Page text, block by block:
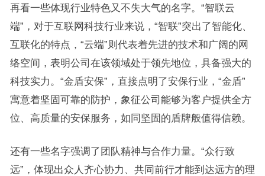
再看一些体现行业特色又不失大气的名字。“智联云
端”，对于互联网科技行业来说，“智联”突出了智能化、
互联化的特点，“云端”则代表着先进的技术和广阔的网
络空间，表明公司在该领域处于领先地位，具备强大的
科技实力。“金盾安保”，直接点明了安保行业，“金盾”
寓意着坚固可靠的防护，象征公司能够为客户提供全方
位、高质量的安保服务，如同坚固的盾牌般值得信赖。
还有一些名字强调了团队精神与合作力量。“众行致
远”，体现出众人齐心协力、共同前行才能到达远方的理